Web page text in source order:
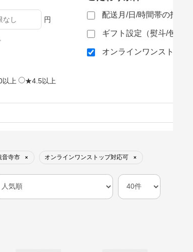
円
上 ★4.5以上
配送月/日/時間帯の指定
ギフト設定（熨斗/包装
オンラインワンストップ
音寺市 × オンラインワンストップ対応可 ×